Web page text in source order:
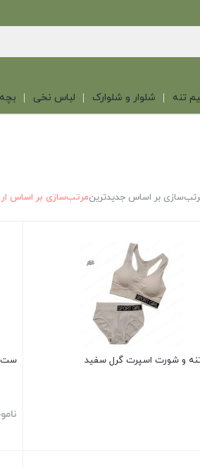
تنه شلوار و شلوارک لباس نخی
بر اساس جدیدترینمرتب‌سازی بر اساس
و شورت اسپرت گرل سفید ست